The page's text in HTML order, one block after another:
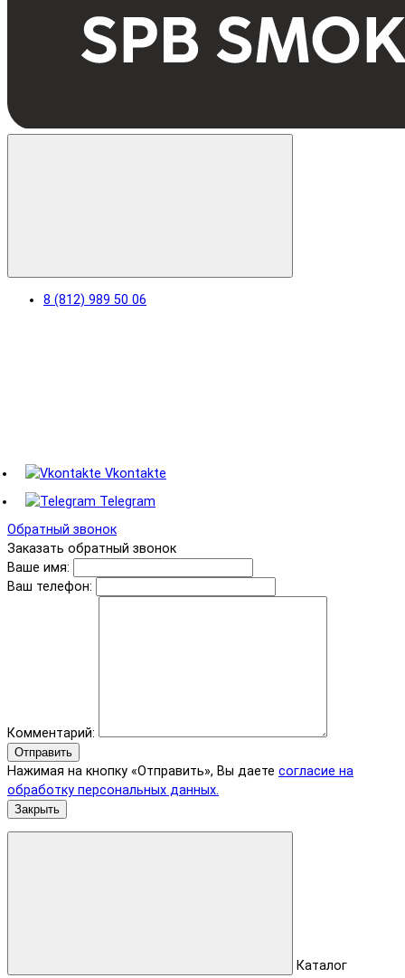
8 (812) 989 50 06
Vkontakte
Telegram
Обратный звонок
Заказать обратный звонок
Ваше имя:
Ваш телефон:
Комментарий:
Отправить
Нажимая на кнопку «Отправить», Вы даете согласие на
обработку персональных данных.
Закрыть
Каталог